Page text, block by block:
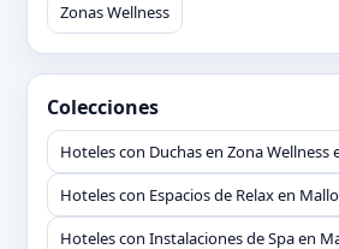
Zonas Wellness
Colecciones
Hoteles con Duchas en Zona Wellness
Hoteles con Espacios de Relax en
Hoteles con Instalaciones de Spa en